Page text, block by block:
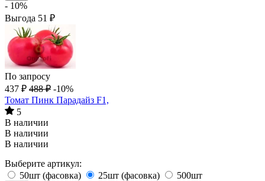
- 10%
Выгода 51 ₽
По запросу
437 ₽ 488 ₽ -10%
Томат Пинк Парадайз F1,
5
В наличии
В наличии
В наличии
Выберите артикул:
50шт (фасовка)
25шт (фасовка) 500шт